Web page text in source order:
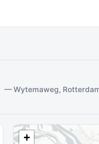
— Wytemaweg,
+